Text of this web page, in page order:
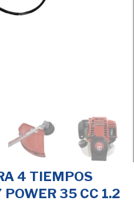
4 TIEMPOS
35 CC 1.2